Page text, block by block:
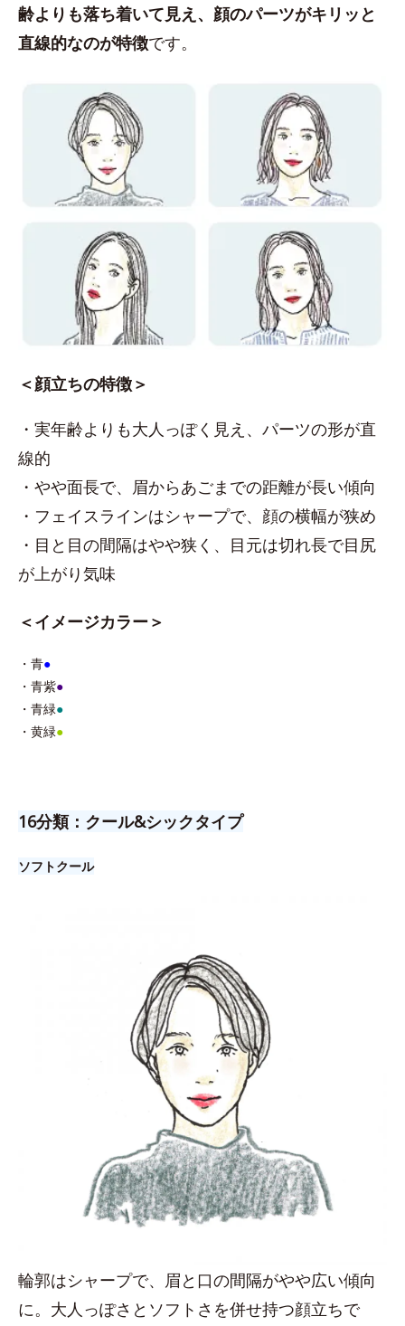
齢よりも落ち着いて見え、顔のパーツがキリッと
直線的なのが特徴です。
＜顔立ちの特徴＞
・実年齢よりも大人っぽく見え、パーツの形が直
線的
・やや面長で、眉からあごまでの距離が長い傾向
・フェイスラインはシャープで、顔の横幅が狭め
・目と目の間隔はやや狭く、目元は切れ長で目尻
が上がり気味
＜イメージカラー＞
・青●
・青紫●
・青緑●
・黄緑●
16分類：クール&シックタイプ
ソフトクール
輪郭はシャープで、眉と口の間隔がやや広い傾向
に。大人っぽさとソフトさを併せ持つ顔立ちで